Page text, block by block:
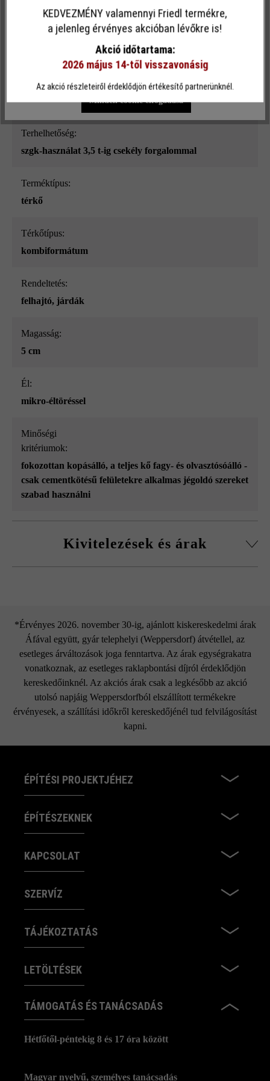
Felületi struktúra:
Szín:
kagylómész
Terhelhetőség:
szgk-használat 3,5 t-ig csekély forgalommal
Terméktípus:
térkő
Térkőtípus:
kombiformátum
Rendeltetés:
felhajtó, járdák
Magasság:
5 cm
él:
mikro-éltöréssel
Minőségi
kritériumok:
fokozottan kopásálló, a teljes kő fagy- és olvasztósóálló -
csak cementkötésű felületekre alkalmas jégoldó szereket
szabad használni
Kivitelezések és árak
*Érvényes 2026. november 30-ig, ajánlott kiskereskedelmi árak
Áfával együtt, gyár telephelyi (Weppersdorf) átvétellel, az
esetleges árváltozások joga fenntartva. Az árak egységrakatra
vonatkoznak, az esetleges raklapbontási díjról érdeklődjön
kereskedőinknél. Az akciós árak csak a legkésőbb az akció
utolsó napjáig Weppersdorfból elszállított termékekre
érvényesek, a szállítási időkről kereskedőjénél tud felvilágosítást
kapni.
ÉPÍTÉSI PROJEKTJÉHEZ
ÉPÍTÉSZEKNEK
KAPCSOLAT
SZERVÍZ
TÁJÉKOZTATÁS
LETÖLTÉSEK
TÁMOGATÁS ÉS TANÁCSADÁS
Hétfőtől-péntekig 8 és 17 óra között
Magyar nyelvű, személyes tanácsadás
Ez a webhely cookie-kat használ, hogy a lehető legjobb
funkcionalitást kínálja Önnek...További információ
Egyéni beállítások Csak funkcionális cookie elfogadása
Minden cookie elfogadása
KEDVEZMÉNY valamennyi Friedl termékre,
a jelenleg érvényes akcióban lévőkre is!
Akció időtartama:
2026 május 14-től visszavonásig
Az akció részleteiről érdeklődjön értékesítő partnerünknél.